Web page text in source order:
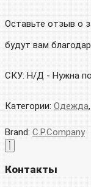
Оставьте отзыв о
будут вам
СКУ: Н/Д - Нужна
Категории: Одежда,
Brand: C.P.Company
Контакты